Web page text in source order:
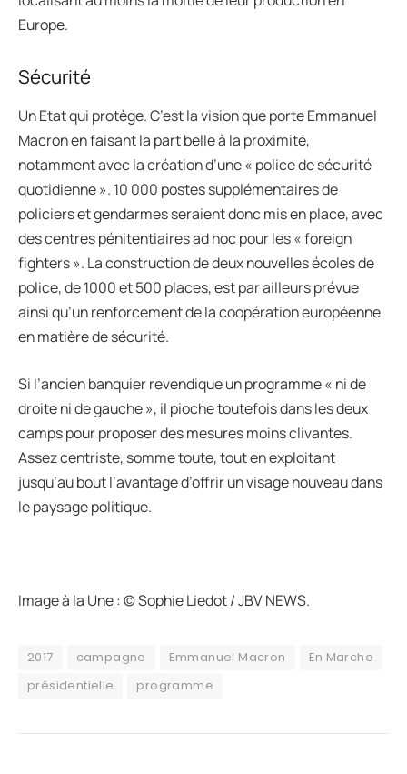
Europe.
Sécurité
Un Etat qui protège. C’est la vision que porte Emmanuel
Macron en faisant la part belle à la proximité,
notamment avec la création d’une « police de sécurité
quotidienne ». 10 000 postes supplémentaires de
policiers et gendarmes seraient donc mis en place, avec
des centres pénitentiaires ad hoc pour les « foreign
fighters ». La construction de deux nouvelles écoles de
police, de 1000 et 500 places, est par ailleurs prévue
ainsi qu’un renforcement de la coopération européenne
en matière de sécurité.
Si l’ancien banquier revendique un programme « ni de
droite ni de gauche », il pioche toutefois dans les deux
camps pour proposer des mesures moins clivantes.
Assez centriste, somme toute, tout en exploitant
jusqu’au bout l’avantage d’offrir un visage nouveau dans
le paysage politique.
Image à la Une :© Sophie Liedot / JBV NEWS.
2017 campagne Emmanuel Macron
En Marche
présidentielle
programme